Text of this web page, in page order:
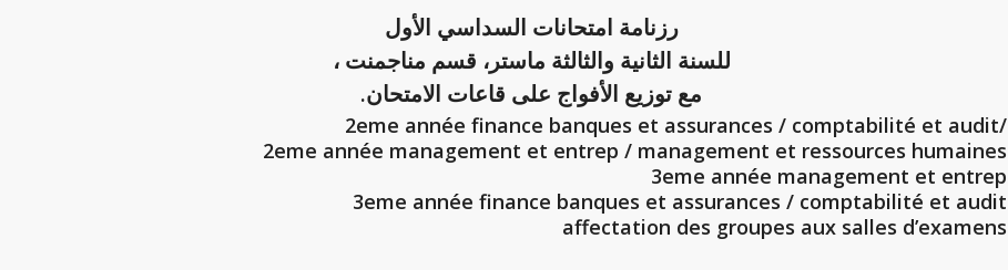
رزنامة امتحانات السداسي الأول
للسنة الثانية والثالثة ماستر، قسم مناجمنت ،
مع توزيع الأفواج على قاعات الامتحان.
/2eme année finance banques et assurances / comptabilité et audit
2eme année management et entrep / management et ressources humaines
3eme année management et entrep
3eme année finance banques et assurances / comptabilité et audit
affectation des groupes aux salles d’examens